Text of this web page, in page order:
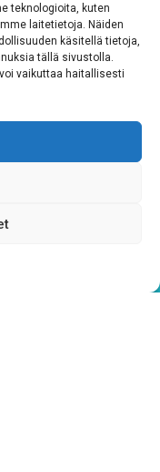
teknologioita, kuten
laitetietoja. Näiden
käsitellä tietoja,
tällä sivustolla.
vaikuttaa haitallisesti